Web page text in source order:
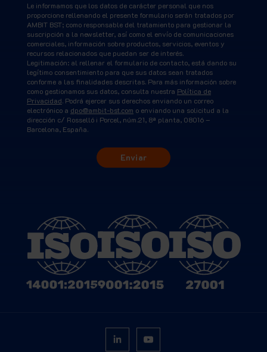
Le informamos que los datos de carácter personal que nos
proporcione rellenando el presente formulario serán tratados por
AMBIT BST; como responsable del tratamiento para gestionar la
suscripción a la newsletter, así como el envío de comunicaciones
comerciales, información sobre productos, servicios, eventos y
recursos relacionados que puedan ser de interés.
Legitimación: al rellenar el formulario de contacto, está dando su
legítimo consentimiento para que sus datos sean tratados
conforme a las finalidades descritas. Para más información sobre
como gestionamos sus datos, consulta nuestra Política de
Privacidad. Podrá ejercer sus derechos enviando un correo
electrónico a dpo@ambit-bst.com o enviando una solicitud a la
dirección c/ Rosselló i Porcel, núm.21, 8ª planta, 08016 –
Barcelona, España.